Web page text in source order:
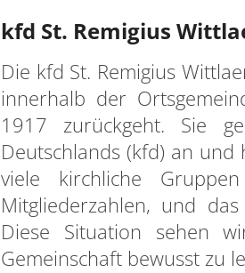
kfd St. Remigius
Die kfd St. Remigius
innerhalb der
1917 zurückgeht. Sie
Deutschlands (kfd) an
viele kirchliche
Mitgliederzahlen, und
Diese Situation sehen
Gemeinschaft bewusst zu